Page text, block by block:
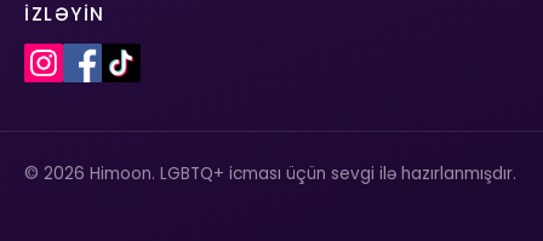
İZLƏYIN
© 2026 Himoon. LGBTQ+ icması üçün sevgi ilə hazırlanmışdır.